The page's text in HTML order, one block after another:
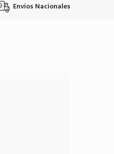
Envios Nacionales